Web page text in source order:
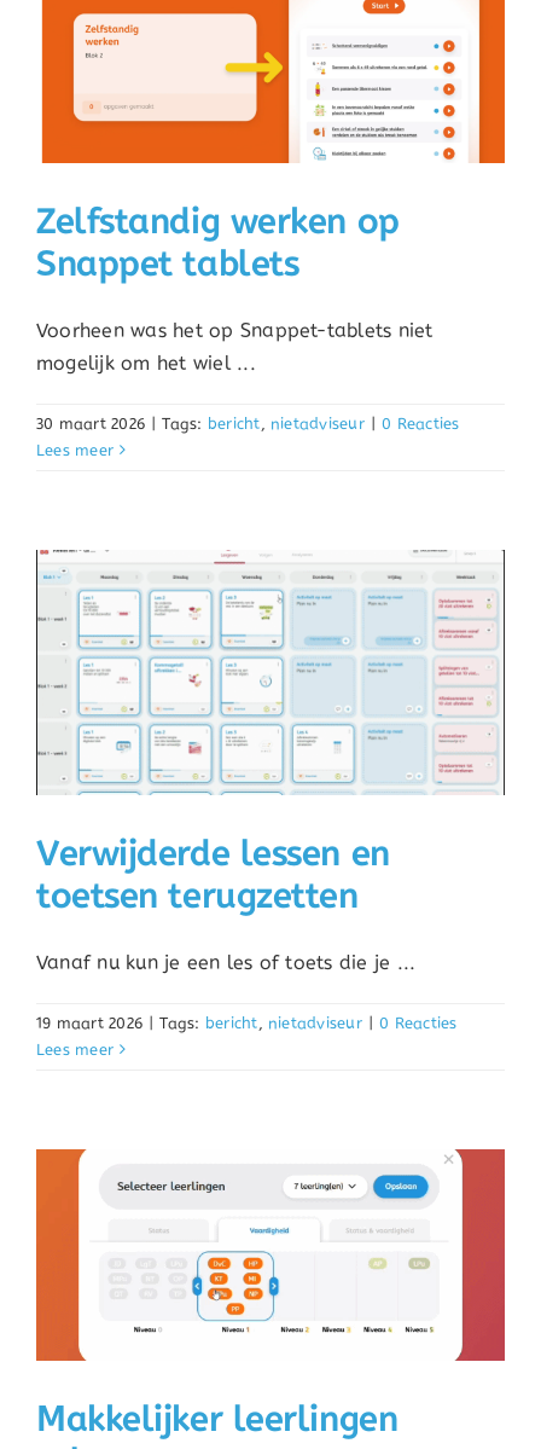
Zelfstandig werken op
Snappet tablets
Voorheen was het op Snappet-tablets niet
mogelijk om het wiel ...
30 maart 2026 | Tags: bericht, nietadviseur | 0 Reacties
Lees meer
Verwijderde lessen en
toetsen terugzetten
Vanaf nu kun je een les of toets die je ...
19 maart 2026 | Tags: bericht, nietadviseur | 0 Reacties
Lees meer
Makkelijker leerlingen